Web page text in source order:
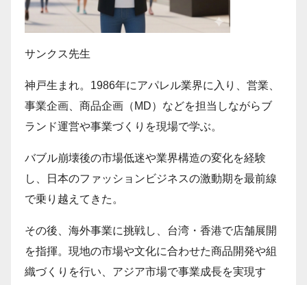
サンクス先生
神戸生まれ。1986年にアパレル業界に入り、営業、
事業企画、商品企画（MD）などを担当しながらブ
ランド運営や事業づくりを現場で学ぶ。
バブル崩壊後の市場低迷や業界構造の変化を経験
し、日本のファッションビジネスの激動期を最前線
で乗り越えてきた。
その後、海外事業に挑戦し、台湾・香港で店舗展開
を指揮。現地の市場や文化に合わせた商品開発や組
織づくりを行い、アジア市場で事業成長を実現す